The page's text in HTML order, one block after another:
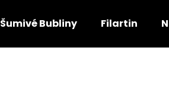
Šumivé Bubliny Filartin